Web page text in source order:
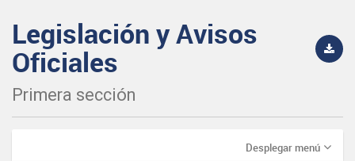
Legislación y Avisos
Oficiales
Primera sección
Desplegar menú